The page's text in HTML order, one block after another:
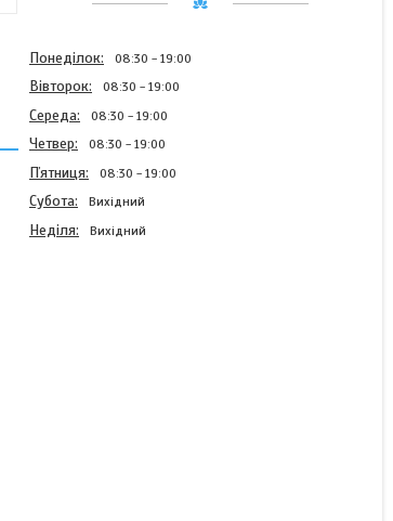
Понеділок 08:30 19:00
Вівторок 08:30 19:00
Середа 08:30 19:00
Четвер 08:30 19:00
Пʼятниця 08:30 19:00
Субота Вихідний
Неділя Вихідний